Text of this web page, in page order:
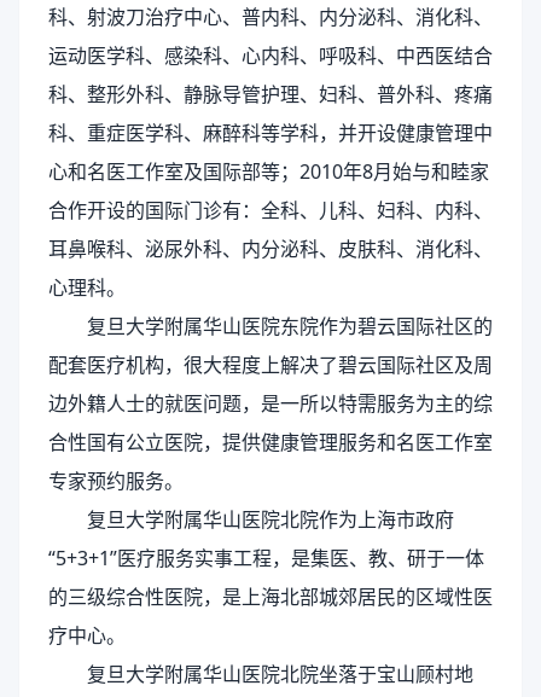
科、射波刀治疗中心、普内科、内分泌科、消化科、
运动医学科、感染科、心内科、呼吸科、中西医结合
科、整形外科、静脉导管护理、妇科、普外科、疼痛
科、重症医学科、麻醉科等学科，并开设健康管理中
心和名医工作室及国际部等；2010年8月始与和睦家
合作开设的国际门诊有：全科、儿科、妇科、内科、
耳鼻喉科、泌尿外科、内分泌科、皮肤科、消化科、
心理科。
复旦大学附属华山医院东院作为碧云国际社区的
配套医疗机构，很大程度上解决了碧云国际社区及周
边外籍人士的就医问题，是一所以特需服务为主的综
合性国有公立医院，提供健康管理服务和名医工作室
专家预约服务。
复旦大学附属华山医院北院作为上海市政府
“5+3+1”医疗服务实事工程，是集医、教、研于一体
的三级综合性医院，是上海北部城郊居民的区域性医
疗中心。
复旦大学附属华山医院北院坐落于宝山顾村地